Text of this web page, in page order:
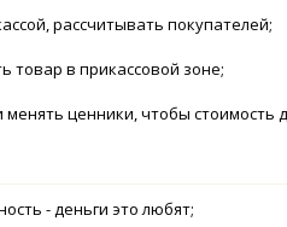
рассчитывать покупателей;
товар в прикассовой зоне;
ценники, чтобы стоимость
- деньги это любят;